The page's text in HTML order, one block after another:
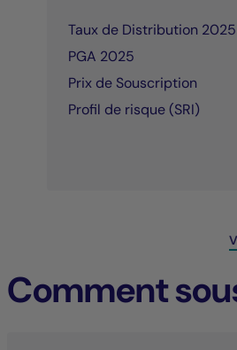
Taux de Distribution 2025
PGA 2025
Prix de Souscription
Profil de risque (SRI)
Comment